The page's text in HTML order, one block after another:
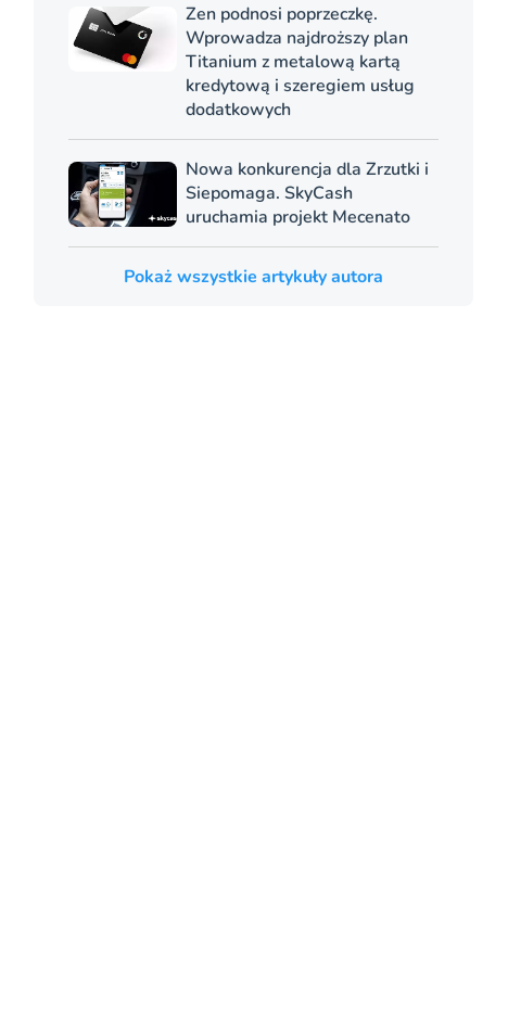
Zen podnosi poprzeczkę.
Wprowadza najdroższy plan
Titanium z metalową kartą
kredytową i szeregiem usług
dodatkowych
Nowa konkurencja dla Zrzutki i
Siepomaga. SkyCash
uruchamia projekt Mecenato
Pokaż wszystkie artykuły autora